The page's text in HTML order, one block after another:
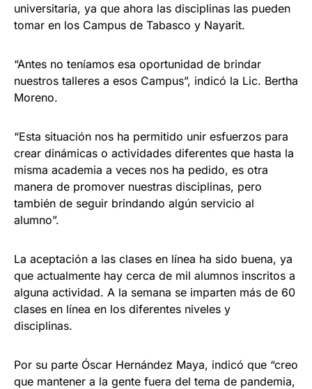
universitaria, ya que ahora las disciplinas las pueden
tomar en los Campus de Tabasco y Nayarit.
“Antes no teníamos esa oportunidad de brindar
nuestros talleres a esos Campus”, indicó la Lic. Bertha
Moreno.
“Esta situación nos ha permitido unir esfuerzos para
crear dinámicas o actividades diferentes que hasta la
misma academia a veces nos ha pedido, es otra
manera de promover nuestras disciplinas, pero
también de seguir brindando algún servicio al
alumno”.
La aceptación a las clases en línea ha sido buena, ya
que actualmente hay cerca de mil alumnos inscritos a
alguna actividad. A la semana se imparten más de 60
clases en línea en los diferentes niveles y
disciplinas.
Por su parte Óscar Hernández Maya, indicó que “creo
que mantener a la gente fuera del tema de pandemia,